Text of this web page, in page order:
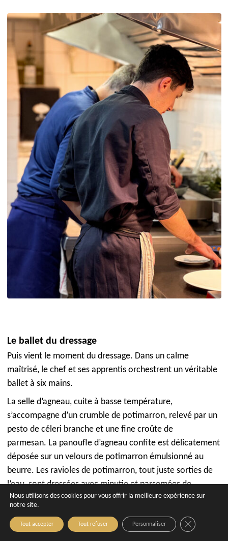
Le ballet du dressage
Puis vient le moment du dressage. Dans un calme
maîtrisé, le chef et ses apprentis orchestrent un véritable
ballet à six mains.
La selle d’agneau, cuite à basse température,
s’accompagne d’un crumble de potimarron, relevé par un
pesto de céleri branche et une fine croûte de
parmesan. La panoufle d’agneau confite est délicatement
déposée sur un velours de potimarron émulsionné au
beurre. Les ravioles de potimarron, tout juste sorties de
l’eau, sont dressées avec minutie et parsemées de
noisettes torréfiées. L’épaule d’agneau confite, revenue
touche de pistache concassée et une brunoise d’abricot
Nous utilisons des cookies pour vous offrir la meilleure expérience sur
notre site.
Tout accepter Tout refuser Personnaliser Close GDPR